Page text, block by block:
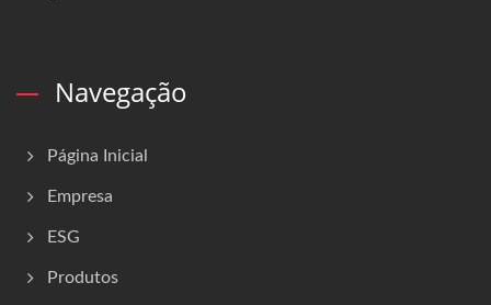
Navegação
Página Inicial
Empresa
ESG
Produtos